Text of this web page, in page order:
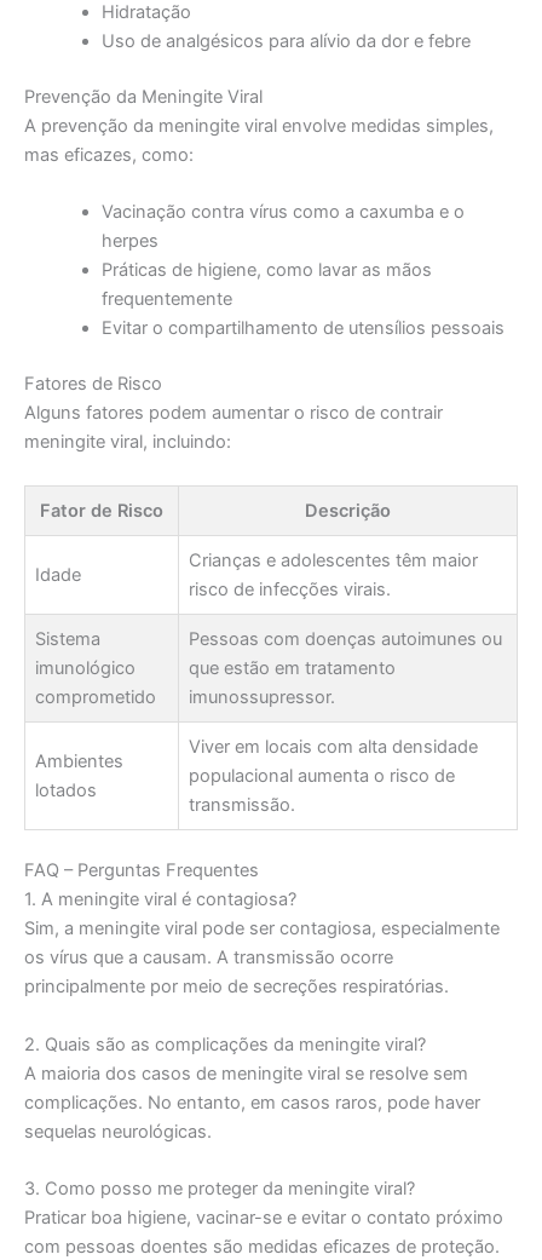
Hidratação
Uso de analgésicos para alívio da dor e febre
Prevenção da Meningite Viral
A prevenção da meningite viral envolve medidas simples,
mas eficazes, como:
Vacinação contra vírus como a caxumba e o
herpes
Práticas de higiene, como lavar as mãos
frequentemente
Evitar o compartilhamento de utensílios pessoais
Fatores de Risco
Alguns fatores podem aumentar o risco de contrair
meningite viral, incluindo:
Fator de Risco Descrição
Idade
Crianças e adolescentes têm maior
risco de infecções virais.
Sistema
imunológico
comprometido
Pessoas com doenças autoimunes ou
que estão em tratamento
imunossupressor.
Ambientes
lotados
Viver em locais com alta densidade
populacional aumenta o risco de
transmissão.
FAQ – Perguntas Frequentes
1. A meningite viral é contagiosa?
Sim, a meningite viral pode ser contagiosa, especialmente
os vírus que a causam. A transmissão ocorre
principalmente por meio de secreções respiratórias.
2. Quais são as complicações da meningite viral?
A maioria dos casos de meningite viral se resolve sem
complicações. No entanto, em casos raros, pode haver
sequelas neurológicas.
3. Como posso me proteger da meningite viral?
Praticar boa higiene, vacinar-se e evitar o contato próximo
com pessoas doentes são medidas eficazes de proteção.